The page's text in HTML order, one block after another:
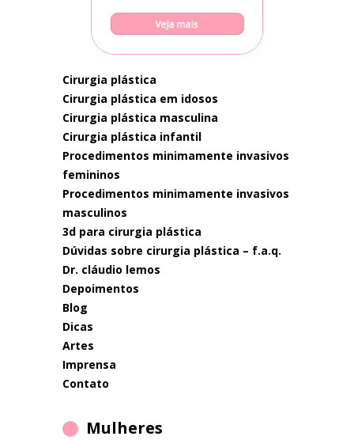
cirurgia plástica
cirurgia plástica em idosos
cirurgia plástica masculina
cirurgia plástica infantil
procedimentos minimamente invasivos
femininos
procedimentos minimamente invasivos
masculinos
3d para cirurgia plástica
dúvidas sobre cirurgia plástica – f.a.q.
dr. cláudio lemos
depoimentos
blog
dicas
artes
imprensa
contato
Mulheres